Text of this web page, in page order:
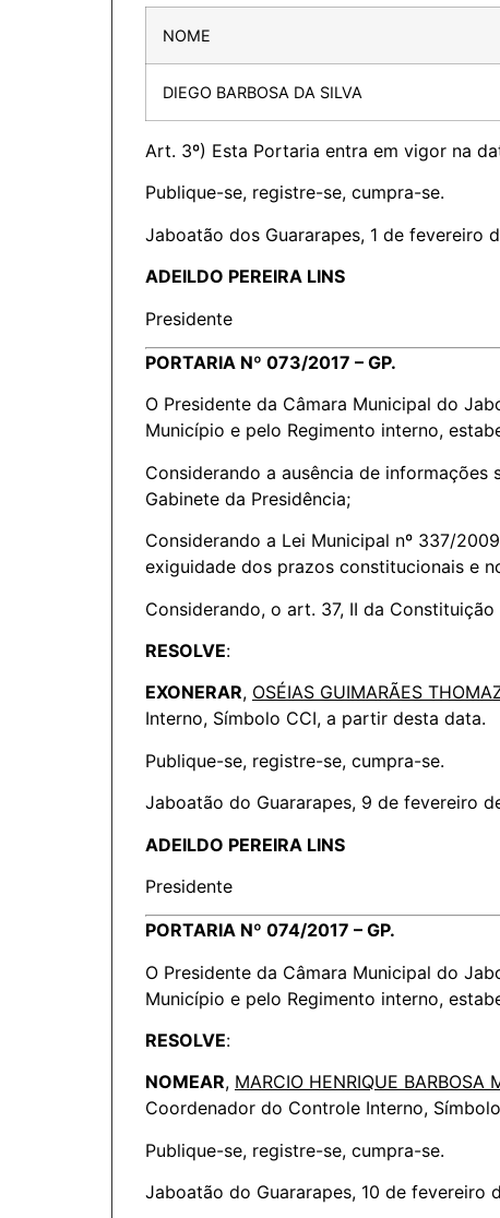
NOME
DIEGO BARBOSA DA SILVA
Art. 3º) Esta Portaria entra em vigor na
Publique-se, registre-se, cumpra-se.
Jaboatão dos Guararapes, 1 de fevereiro
ADEILDO PEREIRA LINS
Presidente
PORTARIA Nº 073/2017 – GP.
O Presidente da Câmara Municipal do
Município e pelo Regimento interno,
Considerando a ausência de
Gabinete da Presidência;
Considerando a Lei Municipal nº 337/
exiguidade dos prazos constitucionais e
Considerando, o art. 37, II da Constituição
RESOLVE:
EXONERAR, OSÉIAS GUIMARÃES
Interno, Símbolo CCI, a partir desta data.
Publique-se, registre-se, cumpra-se.
Jaboatão do Guararapes, 9 de fevereiro
ADEILDO PEREIRA LINS
Presidente
PORTARIA Nº 074/2017 – GP.
O Presidente da Câmara Municipal do
Município e pelo Regimento interno,
RESOLVE:
NOMEAR, MARCIO HENRIQUE BARBOSA
Coordenador do Controle Interno,
Publique-se, registre-se, cumpra-se.
Jaboatão do Guararapes, 10 de fevereiro